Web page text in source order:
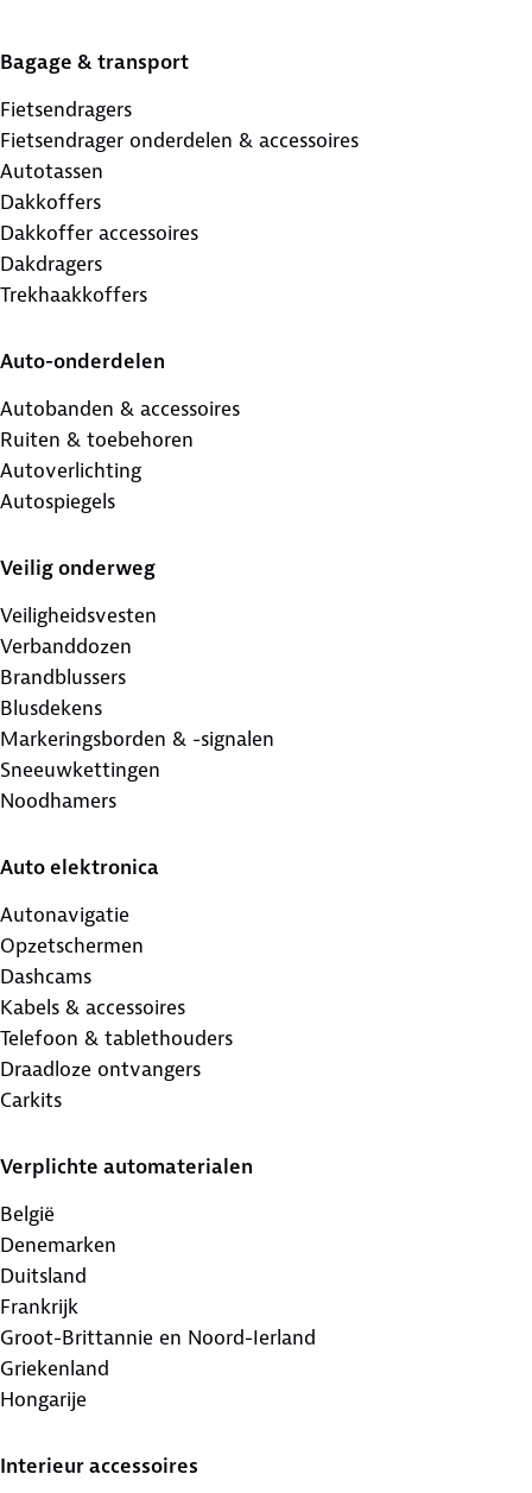
Bagage & transport
Fietsendragers
Fietsendrager onderdelen & accessoires
Autotassen
Dakkoffers
Dakkoffer accessoires
Dakdragers
Trekhaakkoffers
Auto-onderdelen
Autobanden & accessoires
Ruiten & toebehoren
Autoverlichting
Autospiegels
Veilig onderweg
Veiligheidsvesten
Verbanddozen
Brandblussers
Blusdekens
Markeringsborden & -signalen
Sneeuwkettingen
Noodhamers
Auto elektronica
Autonavigatie
Opzetschermen
Dashcams
Kabels & accessoires
Telefoon & tablethouders
Draadloze ontvangers
Carkits
Verplichte automaterialen
België
Denemarken
Duitsland
Frankrijk
Groot-Brittannie en Noord-Ierland
Griekenland
Hongarije
Interieur accessoires